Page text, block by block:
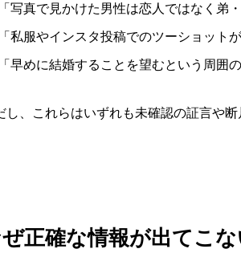
「写真で見かけた男性は恋人ではなく弟
「私服やインスタ投稿でのツーショット
「早めに結婚することを望むという周囲
し、これらはいずれも未確認の証言や
正確な情報が出てこ